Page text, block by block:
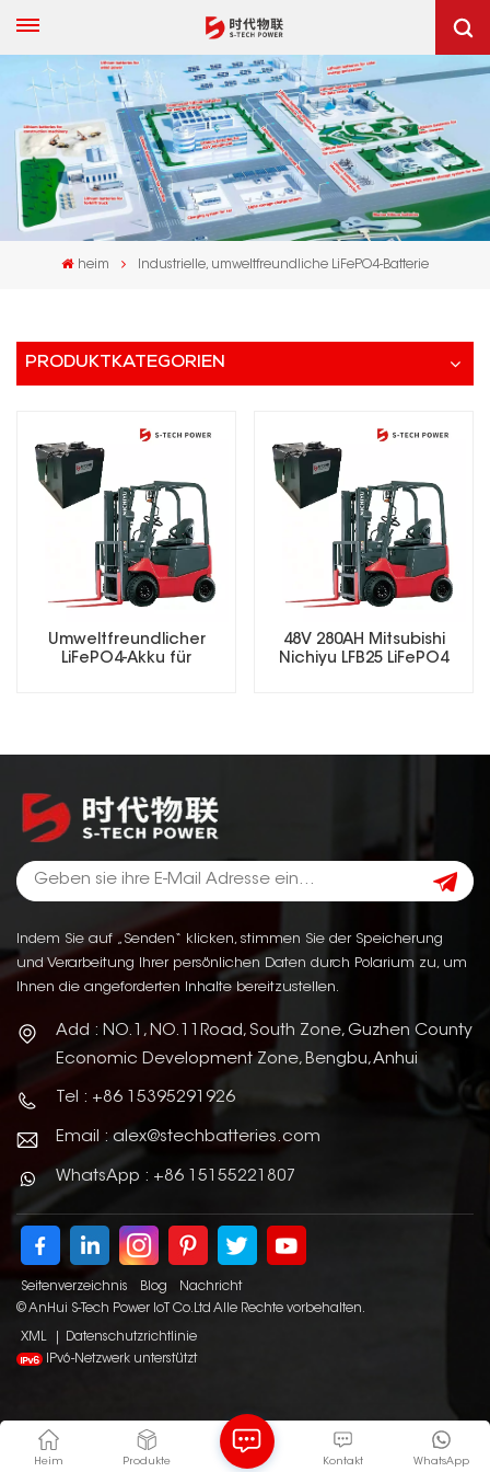
heim Industrielle, umweltfreundliche LiFePO4-Batterie
PRODUKTKATEGORIEN
Umweltfreundlicher
LiFePO4-Akku für
48V 280AH Mitsubishi
Nichiyu LFB25 LiFePO4
Indem Sie auf „Senden“ klicken, stimmen Sie der Speicherung
und Verarbeitung Ihrer persönlichen Daten durch Polarium zu, um
Ihnen die angeforderten Inhalte bereitzustellen.
Add : NO.1, NO.11Road, South Zone, Guzhen County
Economic Development Zone, Bengbu, Anhui
Tel : +86 15395291926
Email : alex@stechbatteries.com
WhatsApp : +86 15155221807
Seitenverzeichnis Blog
Nachricht
© AnHui S-Tech Power IoT Co.Ltd Alle Rechte vorbehalten.
XML
Datenschutzrichtlinie
IPv6-Netzwerk unterstützt
Heim Produkte WhatsApp
Kontakt